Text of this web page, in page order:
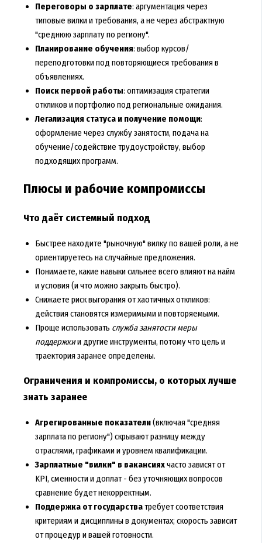
Переговоры о зарплате: аргументация через
типовые вилки и требования, а не через абстрактную
"среднюю зарплату по региону".
Планирование обучения: выбор курсов/
переподготовки под повторяющиеся требования в
объявлениях.
Поиск первой работы: оптимизация стратегии
откликов и портфолио под региональные ожидания.
Легализация статуса и получение помощи:
оформление через службу занятости, подача на
обучение/содействие трудоустройству, выбор
подходящих программ.
Плюсы и рабочие компромиссы
Что даёт системный подход
Быстрее находите "рыночную" вилку по вашей роли, а не
ориентируетесь на случайные предложения.
Понимаете, какие навыки сильнее всего влияют на найм
и условия (и что можно закрыть быстро).
Снижаете риск выгорания от хаотичных откликов:
действия становятся измеримыми и повторяемыми.
Проще использовать служба занятости меры
поддержкии другие инструменты, потому что цель и
траектория заранее определены.
Ограничения и компромиссы, о которых лучше
знать заранее
Агрегированные показатели(включая "средняя
зарплата по региону") скрывают разницу между
отраслями, графиками и уровнем квалификации.
Зарплатные "вилки" в вакансияхчасто зависят от
KPI, сменности и доплат - без уточняющих вопросов
сравнение будет некорректным.
Поддержка от государстватребует соответствия
критериям и дисциплины в документах; скорость зависит
от процедур и вашей готовности.